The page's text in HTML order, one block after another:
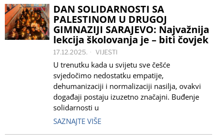
DAN SOLIDARNOSTI SA
PALESTINOM U DRUGOJ
GIMNAZIJI SARAJEVO: Najvažnija
lekcija školovanja je – biti čovjek
17.12.2025. VIJESTI
U trenutku kada u svijetu sve češće
svjedočimo nedostatku empatije,
dehumanizaciji i normalizaciji nasilja, ovakvi
događaji postaju izuzetno značajni. Buđenje
solidarnosti u
SAZNAJTE VIŠE